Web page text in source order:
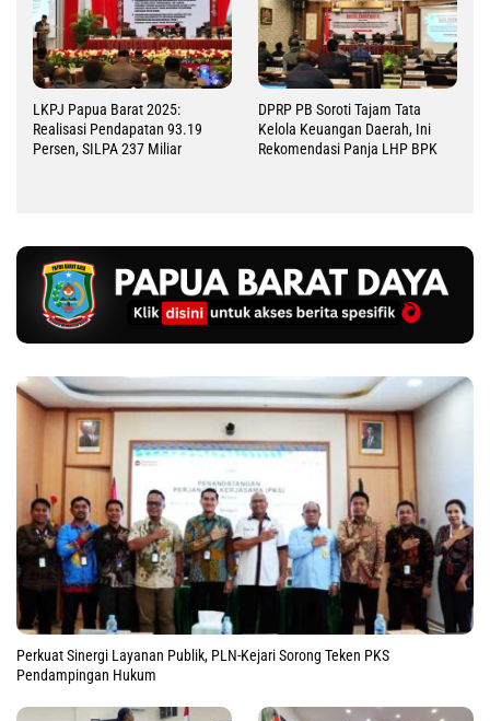
LKPJ Papua Barat 2025:
Realisasi Pendapatan 93.19
Persen, SILPA 237 Miliar
DPRP PB Soroti Tajam Tata
Kelola Keuangan Daerah, Ini
Rekomendasi Panja LHP BPK
Perkuat Sinergi Layanan Publik, PLN-Kejari Sorong Teken PKS
Pendampingan Hukum